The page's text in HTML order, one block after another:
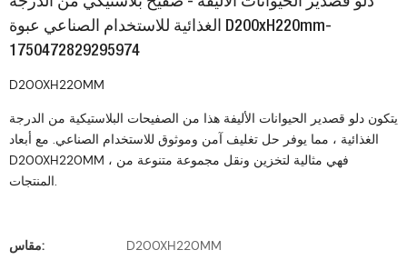
الغذائية للاستخدام الصناعي عبوة D200xH220mm-
1750472829295974
D200XH220MM
يتكون دلو قصدير الحيوانات الأليفة هذا من الصفيحات البلاستيكية من الدرجة
الغذائية ، مما يوفر حل تغليف آمن وموثوق للاستخدام الصناعي. مع أبعاد
D200XH220MM ، فهي مثالية لتخزين ونقل مجموعة متنوعة من
المنتجات.
مقاس:
D200XH220MM